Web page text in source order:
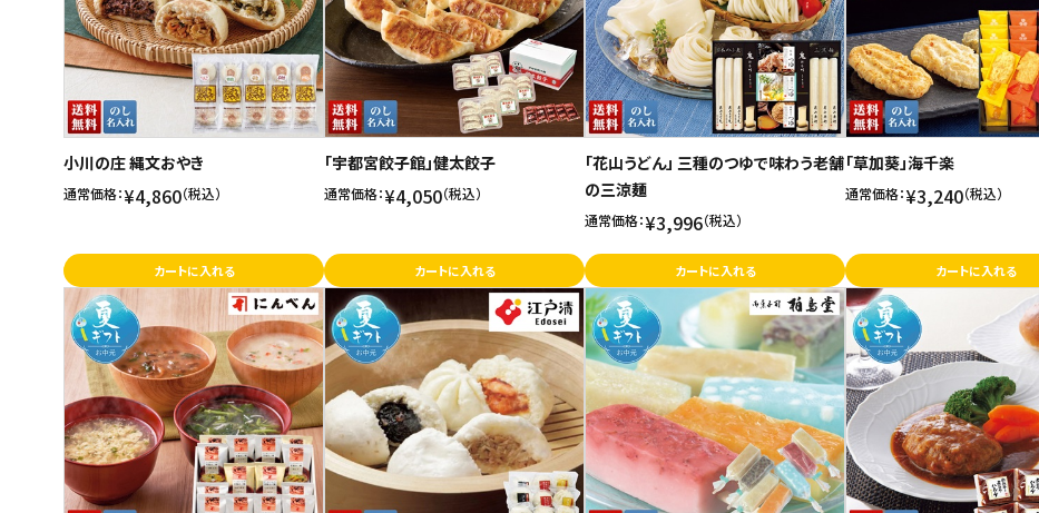
小川の庄 縄文おやき
通常価格：¥4,860（税込）
カートに入れる
「宇都宮餃子館」健太餃子
通常価格：¥4,050（税込）
カートに入れる
「花山うどん」 三種のつゆで味わう老舗
の三涼麺
通常価格：¥3,996（税込）
カートに入れる
「草加葵」海千楽
通常価格：¥3,240（税込）
カートに入れる